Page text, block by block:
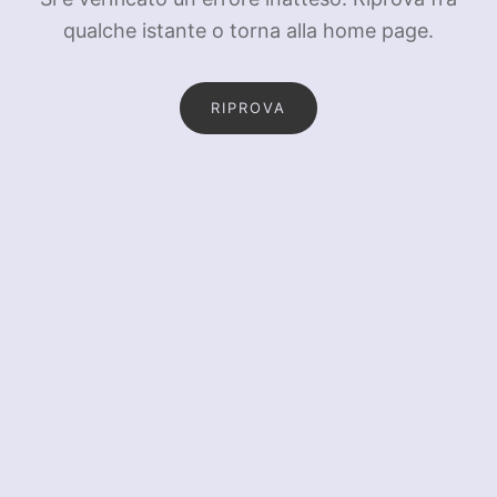
qualche istante o torna alla home page.
RIPROVA